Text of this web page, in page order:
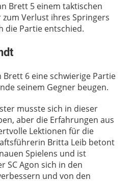
Brett 5 einem taktischen
Verlust ihres Springers
die Partie entschied.
Brett 6 eine schwierige Partie
seinem Gegner beugen.
musste sich in dieser
aber die Erfahrungen aus
Lektionen für die
Britta Leib betont
Spielens und ist
SC Agon sich in den
und von den